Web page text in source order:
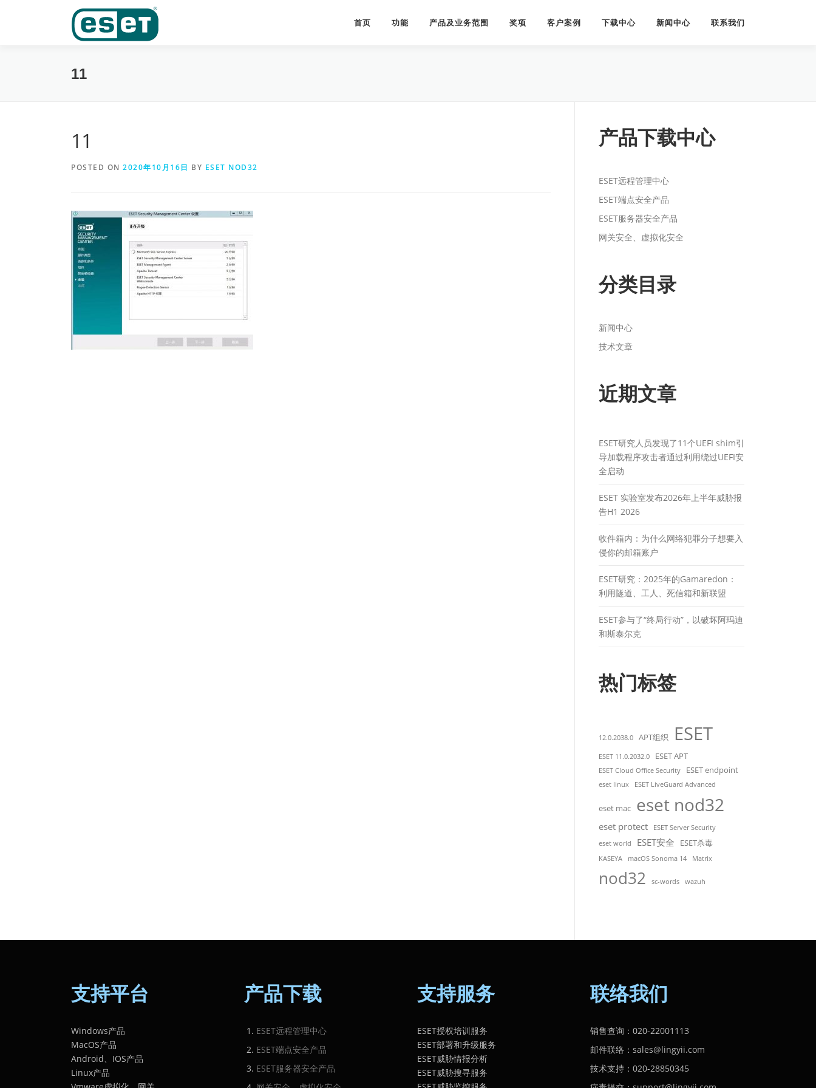
首页 功能 产品及业务范围 奖项 客户案例 下载中心 新闻中心 联系我们
11
11
POSTED ON 2020年10月16日 BY ESET NOD32
产品下载中心
ESET远程管理中心
ESET端点安全产品
ESET服务器安全产品
网关安全、虚拟化安全
分类目录
新闻中心
技术文章
近期文章
ESET研究人员发现了11个UEFI shim引
导加载程序攻击者通过利用绕过UEFI安
全启动
ESET 实验室发布2026年上半年威胁报
告H1 2026
收件箱内：为什么网络犯罪分子想要入
侵你的邮箱账户
ESET研究：2025年的Gamaredon：
利用隧道、工人、死信箱和新联盟
ESET参与了“终局行动”，以破坏阿玛迪
和斯泰尔克
热门标签
12.0.2038.0 APT组织 ESET
ESET 11.0.2032.0 ESET APT
ESET Cloud Office Security ESET endpoint
eset linux ESET LiveGuard Advanced
eset mac eset nod32
eset protect
ESET Server Security
eset world
ESET安全 ESET杀毒
KASEYA macOS Sonoma 14 Matrix
nod32 sc-words wazuh
支持平台
Windows产品
MacOS产品
Android、IOS产品
Linux产品
产品下载
ESET远程管理中心
ESET端点安全产品
ESET服务器安全产品
支持服务
ESET授权培训服务
ESET部署和升级服务
ESET威胁情报分析
ESET威胁搜寻服务
联络我们
销售查询：020-22001113
邮件联络：sales@lingyii.com
技术支持：020-28850345